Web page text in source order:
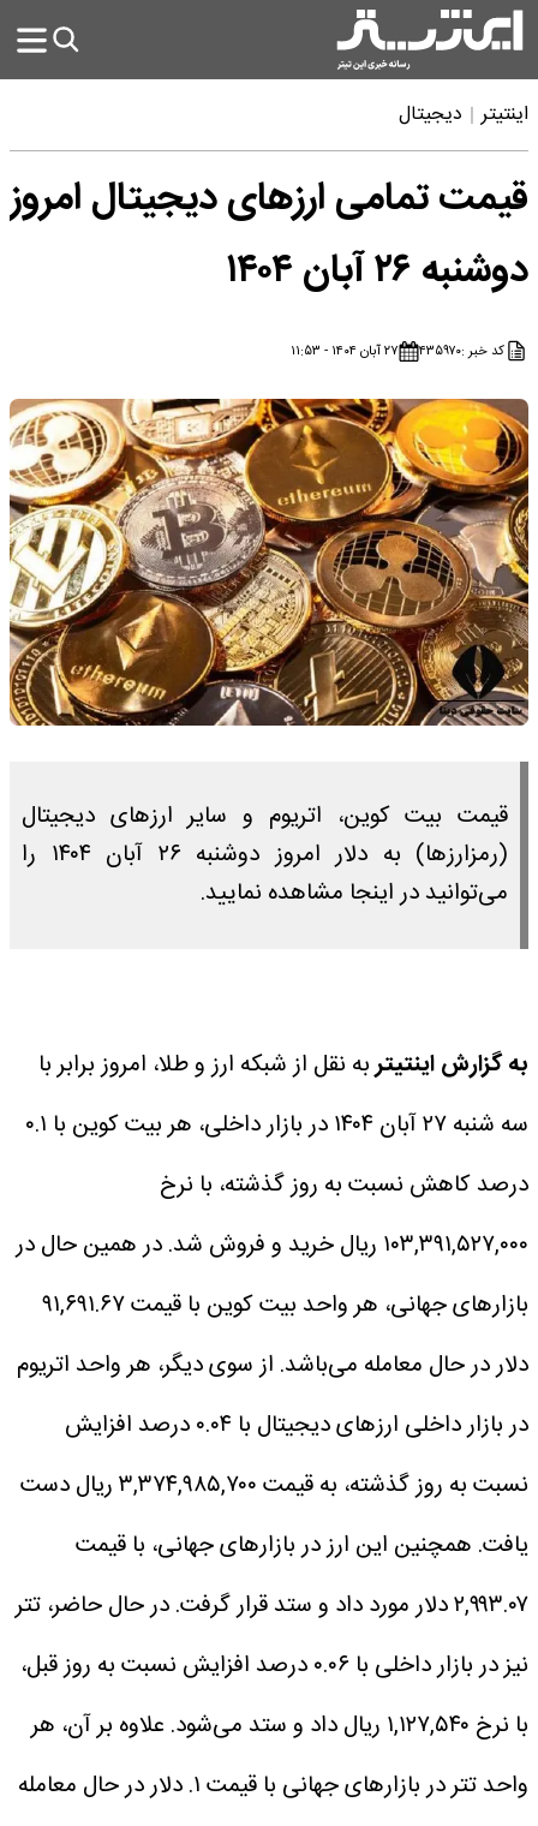
اینتیتر دیجیتال
قیمت تمامی ارز‌های دیجیتال امروز
دوشنبه ۲۶ آبان ۱۴۰۴
کد خبر :۴۳۵۹۷۰ ۲۷ آبان ۱۴۰۴ - ۱۱:۵۳
قیمت بیت کوین، اتریوم و سایر ارز‌های دیجیتال
(رمزارزها) به دلار امروز دوشنبه ۲۶ آبان ۱۴۰۴ را
می‌توانید در اینجا مشاهده نمایید.
به گزارش اینتیتربه نقل از شبکه ارز و طلا، امروز برابر با
سه شنبه ۲۷ آبان ۱۴۰۴ در بازار داخلی، هر بیت کوین با ۰.۱
درصد کاهش نسبت به روز گذشته، با نرخ
۱۰۳,۳۹۱,۵۲۷,۰۰۰ ریال خرید و فروش شد. در همین حال در
بازار‌های جهانی، هر واحد بیت کوین با قیمت ۹۱,۶۹۱.۶۷
دلار در حال معامله می‌باشد. از سوی دیگر، هر واحد اتریوم
در بازار داخلی ارز‌های دیجیتال با ۰.۰۴ درصد افزایش
نسبت به روز گذشته، به قیمت ۳,۳۷۴,۹۸۵,۷۰۰ ریال دست
یافت. همچنین این ارز در بازار‌های جهانی، با قیمت
۲,۹۹۳.۰۷ دلار مورد داد و ستد قرار گرفت.
در حال حاضر، تتر
نیز در بازار داخلی با ۰.۰۶ درصد افزایش نسبت به روز قبل،
با نرخ ۱,۱۲۷,۵۴۰ ریال داد و ستد می‌شود. علاوه بر آن، هر
واحد تتر در بازار‌های جهانی با قیمت ۱. دلار در حال معامله